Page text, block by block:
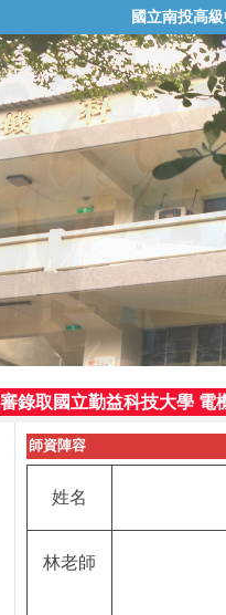
國立南投高
錄取國立勤益科技大學 電
保送錄取國立高雄師範大
109年科技校院繁星計畫
國工業類科學生技藝競賽
師資陣容
姓名
林老師